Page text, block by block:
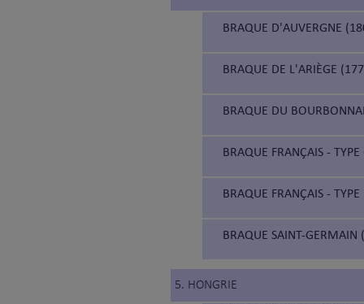
BRAQUE D'AUVERGNE
BRAQUE DE L'ARIÈGE
BRAQUE DU
BRAQUE FRANÇAIS -
BRAQUE FRANÇAIS -
BRAQUE SAINT-GERMAIN
5. HONGRIE